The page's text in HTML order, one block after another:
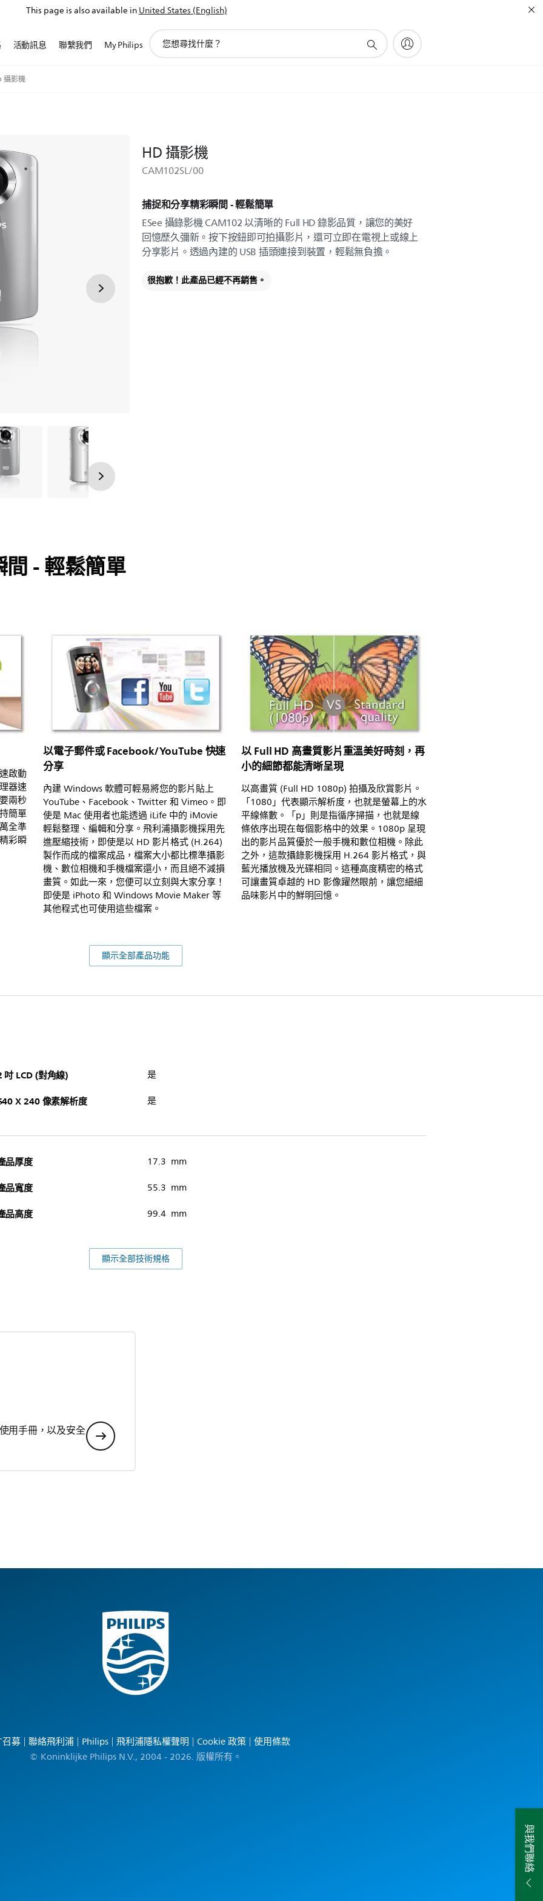
This page is also available inUnited States (English)
活動訊息 聯繫我們 My Philips
攝影機
HD 攝影機
CAM102SL/00
捕捉和分享精彩瞬間 - 輕鬆簡單
ESee 攝錄影機 CAM102 以清晰的 Full HD 錄影品質，讓您的美好
回憶歷久彌新。按下按鈕即可拍攝影片，還可立即在電視上或線上
分享影片。透過內建的 USB 插頭連接到裝置，輕鬆無負擔。
很抱歉！此產品已經不再銷售。
- 輕鬆簡單
啟動
器速
兩秒
簡單
全準
彩瞬
以電子郵件或 Facebook/YouTube 快速
分享
內建 Windows 軟體可輕易將您的影片貼上
YouTube、Facebook、Twitter 和 Vimeo。即
使是 Mac 使用者也能透過 iLife 中的 iMovie
輕鬆整理、編輯和分享。飛利浦攝影機採用先
進壓縮技術，即使是以 HD 影片格式 (H.264)
製作而成的檔案成品，檔案大小都比標準攝影
機、數位相機和手機檔案還小，而且絕不減損
畫質。如此一來，您便可以立刻與大家分享！
即使是 iPhoto 和 Windows Movie Maker 等
其他程式也可使用這些檔案。
以 Full HD 高畫質影片重溫美好時刻，再
小的細節都能清晰呈現
以高畫質 (Full HD 1080p) 拍攝及欣賞影片。
「1080」代表顯示解析度，也就是螢幕上的水
平線條數。「p」則是指循序掃描，也就是線
條依序出現在每個影格中的效果。1080p 呈現
出的影片品質優於一般手機和數位相機。除此
之外，這款攝錄影機採用 H.264 影片格式，與
藍光播放機及光碟相同。這種高度精密的格式
可讓畫質卓越的 HD 影像躍然眼前，讓您細細
品味影片中的鮮明回憶。
顯示全部產品功能
吋 LCD (對角線) 是
X 240 像素解析度 是
品厚度 17.3 mm
品寬度 55.3 mm
品高度 99.4 mm
顯示全部技術規格
用手冊，以及安全
與我們聯絡
募 聯絡飛利浦 Philips 飛利浦隱私權聲明 Cookie 政策 使用條款
© Koninklijke Philips N.V., 2004 - 2026. 版權所有。